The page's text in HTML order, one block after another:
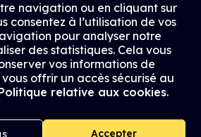
Contact
Proposer un film
Rejoindre Uptrack
navigation ou en cliquant sur
consentez à l’utilisation de vos
pour analyser notre
des statistiques. Cela vous
vos informations de
offrir un accès sécurisé au
relative aux cookies.
Accepter